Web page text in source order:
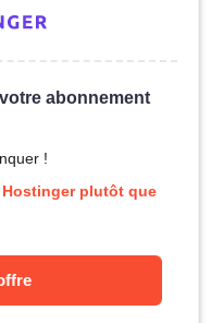
abonnement
!
plutôt que